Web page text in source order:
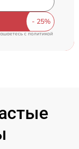
cполитикой